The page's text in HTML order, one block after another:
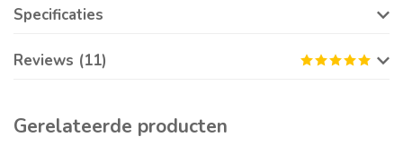
Specificaties
Reviews (11)
Gerelateerde producten